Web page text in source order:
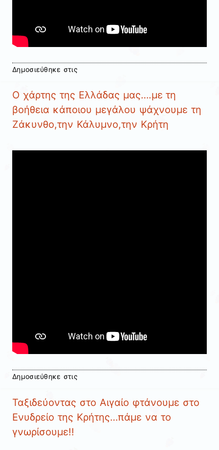
Δημοσιεύθηκε στις
Ο χάρτης της Ελλάδας μας….με τη
βοήθεια κάποιου μεγάλου ψάχνουμε τη
Ζάκυνθο,την Κάλυμνο,την Κρήτη
Δημοσιεύθηκε στις
Ταξιδεύοντας στο Αιγαίο φτάνουμε στο
Ενυδρείο της Κρήτης…πάμε να το
γνωρίσουμε!!